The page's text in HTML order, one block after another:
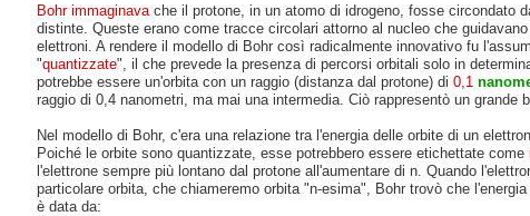
Bohr immaginavache il protone, in un atomo di idrogeno, fosse circondato
distinte. Queste erano come tracce circolari attorno al nucleo che
elettroni. A rendere il modello di Bohr così radicalmente innovativo fu
"quantizzate", il che prevede la presenza di percorsi orbitali solo in
potrebbe essere un'orbita con un raggio (distanza dal protone) di 0,1
raggio di 0,4 nanometri, ma mai una intermedia. Ciò rappresentò un grande
Nel modello di Bohr, c'era una relazione tra l'energia delle orbite di un
Poiché le orbite sono quantizzate, esse potrebbero essere etichettate come
l'elettrone sempre più lontano dal protone all'aumentare di n. Quando
particolare orbita, che chiameremo orbita "n-esima", Bohr trovò che
è data da: